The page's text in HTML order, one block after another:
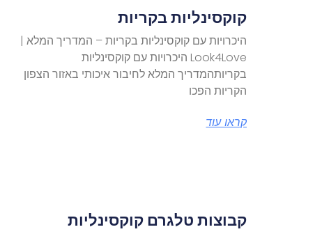
קוקסינליות בקריות
היכרויות עם קוקסינליות בקריות – המדריך המלא |
Look4Love היכרויות עם קוקסינליות
בקריותהמדריך המלא לחיבור איכותי באזור הצפון
הקריות הפכו
קראו עוד
קבוצות טלגרם קוקסינליות